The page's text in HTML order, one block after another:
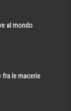
al mondo
fra le macerie